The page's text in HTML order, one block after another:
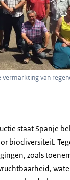
vermarkting van
staat Spanje
biodiversiteit.
zoals